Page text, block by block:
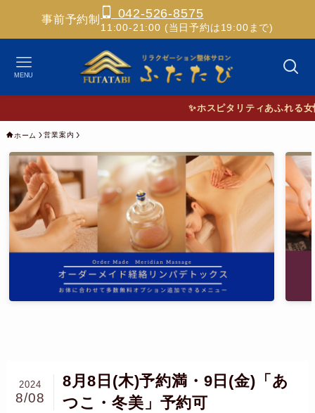
事前予約制 042-526-8575
11:00-21:00 (当日予約は19:00まで)
MENU
✨ホスピタリティあふれる女性セ
ホーム 営業案内
8月8日(木)予約満・9日(金)「あ
つこ・冬美」予約可
2024
8/08